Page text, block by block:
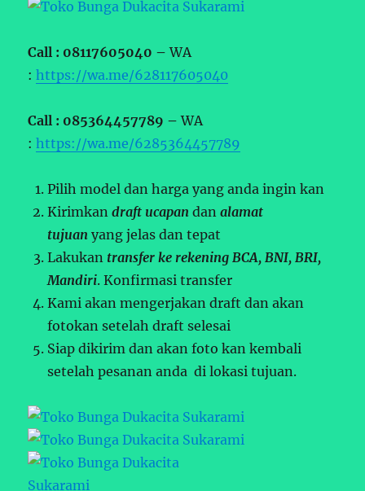
Call : 08117605040 –WA
:https://wa.me/628117605040
Call : 085364457789 –WA
:https://wa.me/6285364457789
Pilih model dan harga yang anda ingin kan
Kirimkandraft ucapan danalamat
tujuan yang jelas dan tepat
Lakukan transfer ke rekening BCA, BNI, BRI,
Mandiri. Konfirmasi transfer
Kami akan mengerjakan draft dan akan
fotokan setelah draft selesai
Siap dikirim dan akan foto kan kembali
setelah pesanan anda di lokasi tujuan.